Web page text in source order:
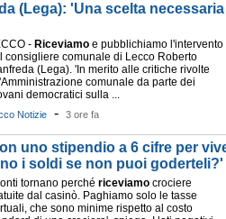
(Lega): 'Una scelta
- Riceviamo e pubblichiamo l'intervento
consigliere comunale di Lecco Roberto
(Lega). 'In merito alle critiche rivolte
comunale da parte dei
democratici sulla ...
Notizie - 3 ore fa
uno stipendio a 6 cifre per
i soldi se non puoi goderteli?'
tornano perché riceviamo crociere
dal casinò. Paghiamo solo le tasse
che sono minime rispetto al costo